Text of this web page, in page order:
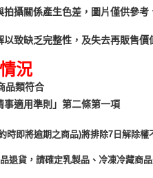
攝關係產生色差，圖片僅供參
致缺乏完整性，及失去再販售
況
品類符合
事適用準則」第二條第一項
時即將逾期之商品)將排除7日解除權
退貨，請確定乳製品、冷凍冷藏商